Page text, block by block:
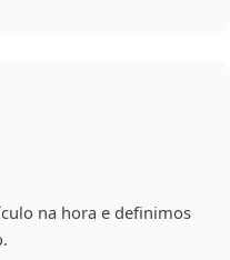
na hora e definimos